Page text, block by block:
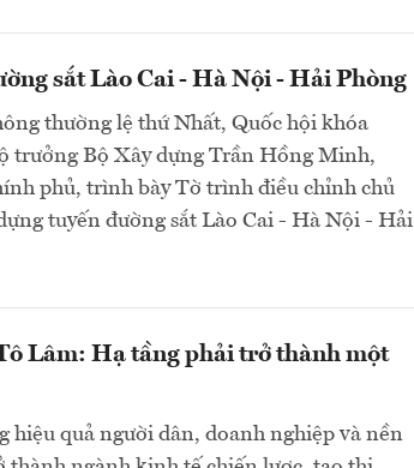
sắt Lào Cai - Hà Nội - Hải Phòng
thường lệ thứ Nhất, Quốc hội khóa
trưởng Bộ Xây dựng Trần Hồng Minh,
phủ, trình bày Tờ trình điều chỉnh chủ
tuyến đường sắt Lào Cai - Hà Nội - Hải
Lâm: Hạ tầng phải trở thành một
hiệu quả người dân, doanh nghiệp và nền